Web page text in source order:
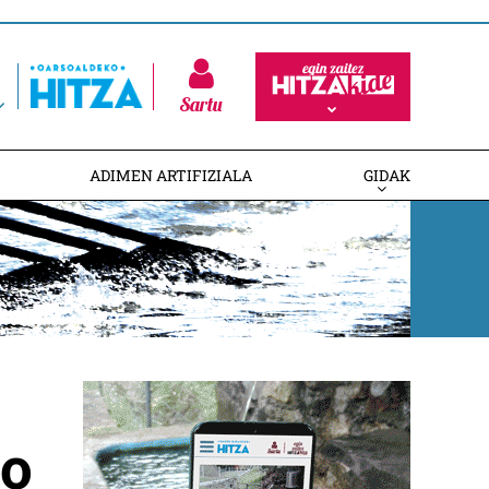
Sartu
ADIMEN ARTIFIZIALA GIDAK